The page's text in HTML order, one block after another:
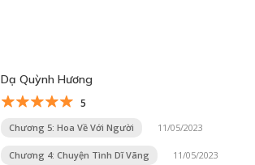
Dạ Quỳnh Hương
5
Chương 5: Hoa Về Với Người 11/05/2023
Chương 4: Chuyện Tình Dĩ Vãng 11/05/2023